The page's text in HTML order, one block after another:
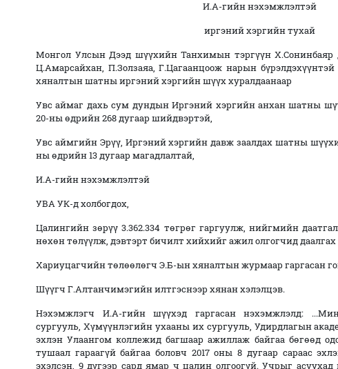
И.А-гийн нэхэмжлэлтэй
иргэний хэргийн тухай
Монгол Улсын Дээд шүүхийн Танхимын тэргүүн Х.Сонинбаяр
Ц.Амарсайхан, П.Золзаяа, Г.Цагаанцоож нарын
хяналтын шатны иргэний хэргийн шүүх хуралдаанаар
Увс аймаг дахь сум дундын Иргэний хэргийн анхан шатны
20-ны өдрийн 268 дугаар шийдвэртэй,
Увс аймгийн Эрүү, Иргэний хэргийн давж заалдах шатны
ны өдрийн 13 дугаар магадлалтай,
И.А-гийн нэхэмжлэлтэй
УВА УК-д холбогдох,
Цалингийн зөрүү 3.362.334 төгрөг гаргуулж, нийгмийн
нөхөн төлүүлж, дэвтэрт бичилт хийхийг ажил олгогчид даалгах
Хариуцагчийн төлөөлөгч Э.Б-ын хяналтын журмаар гаргасан
Шүүгч Г.Алтанчимэгийн илтгэснээр хянан хэлэлцэв.
Нэхэмжлэгч И.А-гийн шүүхэд гаргасан нэхэмжлэлд:
сургууль, Хүмүүнлэгийн ухааны их сургууль, Удирдлагын
эхлэн Улаангом коллежид багшаар ажиллаж байгаа бөгөөд
тушаал гараагүй байгаа боловч 2017 оны 8 дугаар сараас
эхэлсэн, 9 дүгээр сард ямар ч цалин олгоогүй. Учрыг